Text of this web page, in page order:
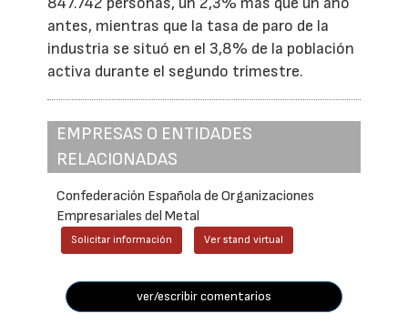
antes, mientras que la tasa de paro de la
industria se situó en el 3,8% de la población
activa durante el segundo trimestre.
EMPRESAS O ENTIDADES
RELACIONADAS
Confederación Española de Organizaciones
Empresariales del Metal
Solicitar información Ver stand virtual
ver/escribir comentarios